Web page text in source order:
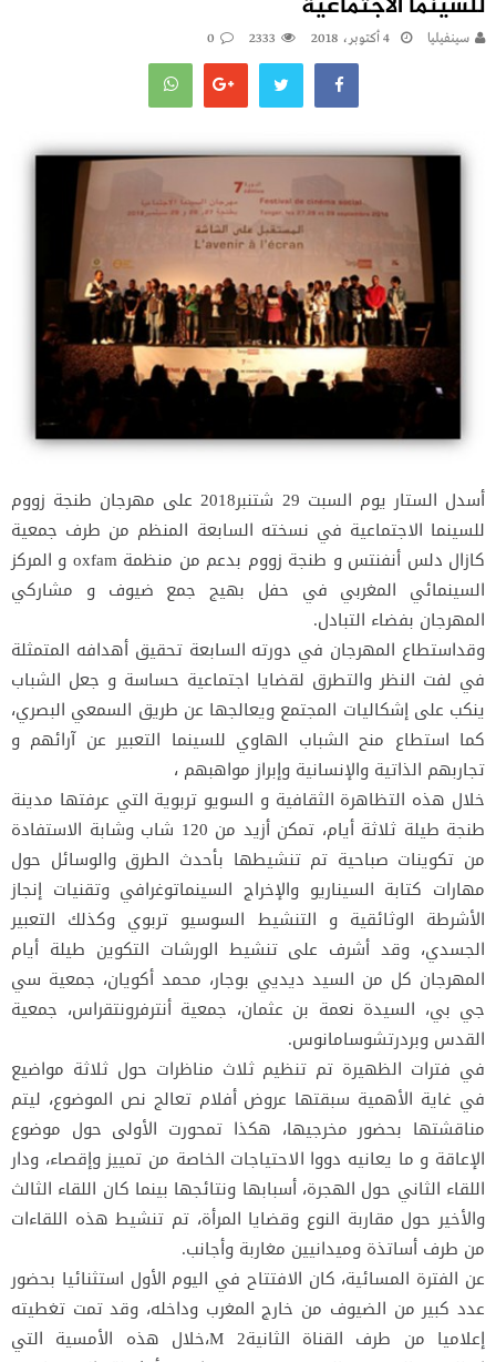
سينفيليا 4 أكتوبر، 2018 2333
0
أسدل الستار يوم السبت 29 شتنبر2018 على مهرجان طنجة زووم
للسينما الاجتماعية في نسخته السابعة المنظم من طرف جمعية
كازال دلس أنفنتس و طنجة زووم بدعم من منظمة oxfam و المركز
السينمائي المغربي في حفل بهيج جمع ضيوف و مشاركي
المهرجان بفضاء التبادل.
وقداستطاع المهرجان في دورته السابعة تحقيق أهدافه المتمثلة
في لفت النظر والتطرق لقضايا اجتماعية حساسة و جعل الشباب
ينكب على إشكاليات المجتمع ويعالجها عن طريق السمعي البصري،
كما استطاع منح الشباب الهاوي للسينما التعبير عن آرائهم و
تجاربهم الذاتية والإنسانية وإبراز مواهبهم ،
خلال هذه التظاهرة الثقافية و السويو تربوية التي عرفتها مدينة
طنجة طيلة ثلاثة أيام، تمكن أزيد من 120 شاب وشابة الاستفادة
من تكوينات صباحية تم تنشيطها بأحدث الطرق والوسائل حول
مهارات كتابة السيناريو والإخراج السينماتوغرافي وتقنيات إنجاز
الأشرطة الوثائقية و التنشيط السوسيو تربوي وكذلك التعبير
الجسدي، وقد أشرف على تنشيط الورشات التكوين طيلة أيام
المهرجان كل من السيد ديديي بوجار، محمد أكويان، جمعية سي
جي بي، السيدة نعمة بن عثمان، جمعية أنترفرونتقراس، جمعية
القدس وبردرتشوسامانوس.
في فترات الظهيرة تم تنظيم ثلاث مناظرات حول ثلاثة مواضيع
في غاية الأهمية سبقتها عروض أفلام تعالج نص الموضوع، ليتم
مناقشتها بحضور مخرجيها، هكذا تمحورت الأولى حول موضوع
الإعاقة و ما يعانيه دووا الاحتياجات الخاصة من تمييز وإقصاء، ودار
اللقاء الثاني حول الهجرة، أسبابها ونتائجها بينما كان اللقاء الثالث
والأخير حول مقاربة النوع وقضايا المرأة، تم تنشيط هذه اللقاءات
من طرف أساتذة وميدانيين مغاربة وأجانب.
عن الفترة المسائية، كان الافتتاح في اليوم الأول استثنائيا بحضور
عدد كبير من الضيوف من خارج المغرب وداخله، وقد تمت تغطيته
إعلاميا من طرف القناة الثانيةM 2،خلال هذه الأمسية التي